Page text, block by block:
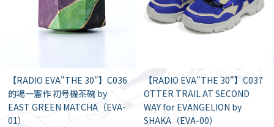
【RADIO EVA"THE 30"】C036
的場一憲作 初号機茶碗 by
EAST GREEN MATCHA（EVA-
01）
【RADIO EVA"THE 30"】C037
OTTER TRAIL AT SECOND
WAY for EVANGELION by
SHAKA（EVA-00）